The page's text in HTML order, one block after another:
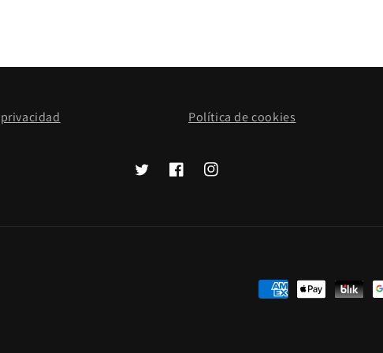
Política de cookies
TwitterFacebookInstagram
Formas